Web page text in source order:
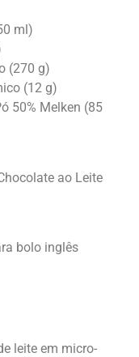
ml)
(270 g)
(12 g)
50% Melken (85
ao Leite
bolo inglês
leite em micro-